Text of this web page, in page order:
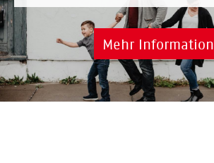
Mehr Information